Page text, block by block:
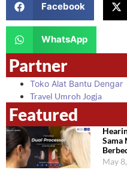
Facebook
WhatsApp
Partner
Toko Alat Bantu Dengar
Travel Umroh Jogja
Featured
Sama
May